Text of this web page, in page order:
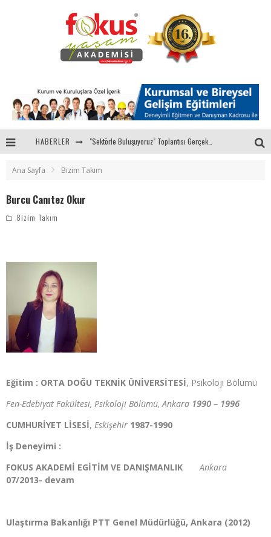
HABERLER "Sektörle Buluşuyoruz" Toplantısı Gerçekleştirildi
Parasını Veren 1'inci
Ana Sayfa Bizim Takım
Burcu Canıtez Okur
Bizim Takım
Eğitim : ORTA DOĞU TEKNİK ÜNİVERSİTESİ, Psikoloji Bölümü
Fen-Edebiyat Fakültesi, Psikoloji Bölümü, Ankara 1990 – 1996
CUMHURİYET LİSESİ, Eskişehir 1987-1990
İş Deneyimi :
FOKUS AKADEMİ EGİTİM VE DANIŞMANLIKAnkara
07/2013- devam
Ulaştırma Bakanlığı PTT Genel Müdürlüğü, Ankara (2012)